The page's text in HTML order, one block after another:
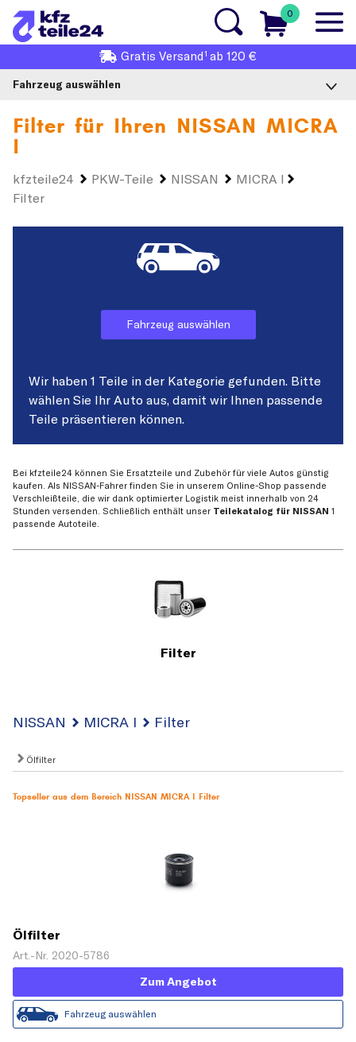
0
Gratis Versand1 ab 120 €
Fahrzeug auswählen
Filter für Ihren NISSAN MICRA
I
kfzteile24 PKW-Teile NISSAN
MICRA I
Filter
Fahrzeug auswählen
Wir haben 1 Teile in der Kategorie gefunden. Bitte
wählen Sie Ihr Auto aus, damit wir Ihnen passende
Teile präsentieren können.
Bei kfzteile24 können Sie Ersatzteile und Zubehör für viele Autos günstig
kaufen. Als NISSAN-Fahrer finden Sie in unserem Online-Shop passende
Verschleißteile, die wir dank optimierter Logistik meist innerhalb von 24
Stunden versenden. Schließlich enthält unser Teilekatalog für NISSAN 1
passende Autoteile.
Filter
NISSAN MICRA I Filter
Ölfilter
Topseller aus dem Bereich NISSAN MICRA I Filter
Ölfilter
Art.-Nr. 2020-5786
Zum Angebot
Fahrzeug auswählen